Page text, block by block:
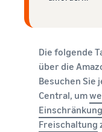
Die folgende
über die
Besuchen Sie
Central, um
Freischaltung